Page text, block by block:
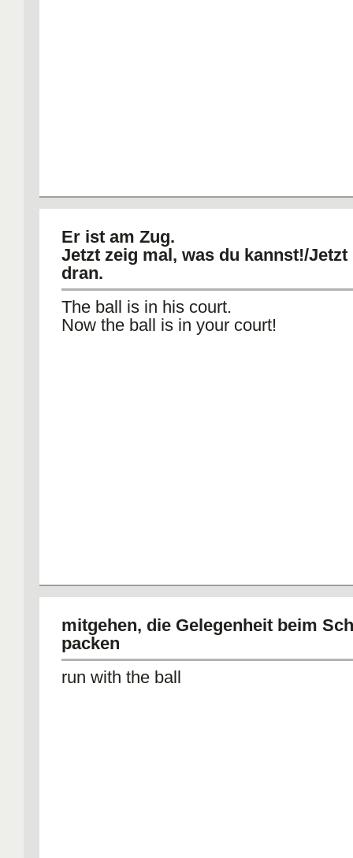
Er ist am Zug.
Jetzt zeig mal, was du kannst!/
dran.
The ball is in his court.
Now the ball is in your court!
mitgehen, die Gelegenheit beim
packen
run with the ball